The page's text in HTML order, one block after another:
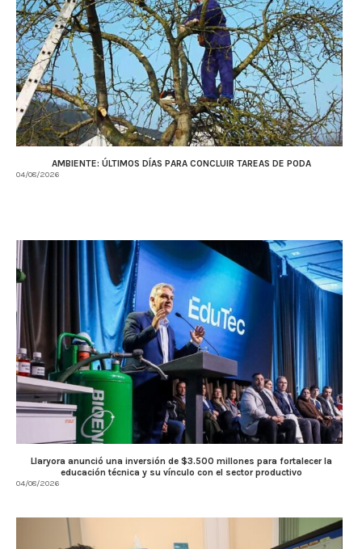
AMBIENTE: ÚLTIMOS DÍAS PARA CONCLUIR TAREAS DE PODA
04/08/2026
Llaryora anunció una inversión de $3.500 millones para fortalecer la
educación técnica y su vínculo con el sector productivo
04/08/2026